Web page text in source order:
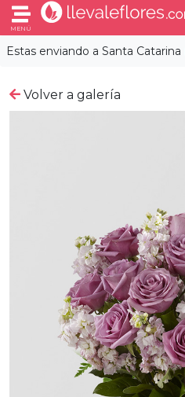
Estas enviando a Santa Catarina
MENÚ
Volver a galería